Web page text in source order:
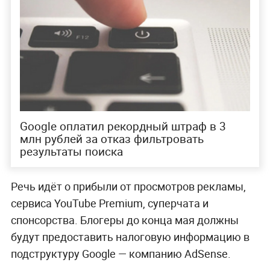
Google оплатил рекордный штраф в 3
млн рублей за отказ фильтровать
результаты поиска
Речь идёт о прибыли от просмотров рекламы,
сервиса YouTube Premium, cуперчата и
спонсорства. Блогеры до конца мая должны
будут предоставить налоговую информацию в
подструктуру Google — компанию AdSense.